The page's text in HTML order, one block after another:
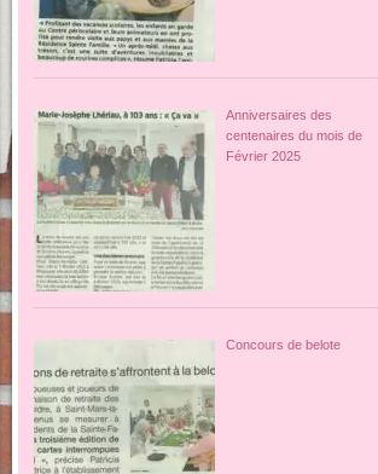
Anniversaires des
centenaires du mois de
Février 2025
Concours de belote